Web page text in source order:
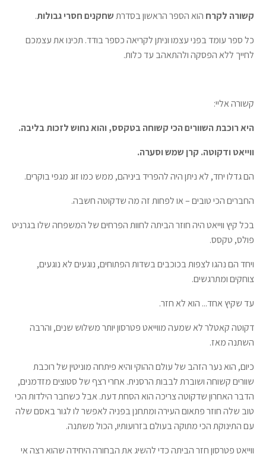
קשורה לקרח הוא הספר הראשון בסדרתשחקנים חסרי גבולות.
כל ספר עומד בפני עצמו וניתן לקריאה כספר בודד. תכינו את עצמכם
לחייך ללא הפסקה ולהתאהב עד כלות.
קשורה אליי:
היא רוכבת השוורים הכי קשוחה בטקסס, והוא נחוש לזכות בליבה.
ווייאט ודקוטה. קרן שמש וסערה.
הם גדלו יחד, לא ניתן היה להפריד ביניהם, ממש כמו זוג מגפי בוקרים.
החברים הכי טובים – או לפחות זה מה שדקוטה חשבה.
בכל קיץ ווייאט היה חוזר הביתה לחוות הפרחים של המשפחה שלו בגרניט
פולס, טקסס.
ויחד הם נהגו לצפות בכוכבים בשדות הפתוחים, נוגעים לא נוגעים,
צוחקים ומתרגשים.
עד שקיץ אחד... הוא לא חזר.
דקוטה קאטלר לא שמעה מווייאט פטרסון יותר משלוש שנים, והרבה
השתנה מאז.
כיום, הוא נער הזהב של עולם ההוקי והיא פיתחה מוניטין של רוכבת
שוורים קשוחה ושוברת לבבות הרסנית. אחרי רצף של סטוצים מזדמנים,
הדבר האחרון שדקוטה צריכה הוא הסחת דעת. אבל כשחבר הילדות הכי
טוב שלה חוזר פתאום העירה ומתחנן בפניה לאפשר לו לגור באסם שלה
עם התינוקת הכי מתוקה בעולם בזרועותיו, הכול משתנה.
ווייאט פטרסון חזר הביתה כדי להשיג את הבחורה היחידה שהוא רצה אי